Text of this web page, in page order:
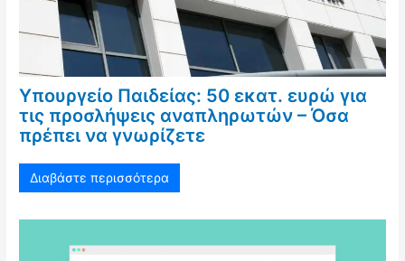
Υπουργείο Παιδείας: 50 εκατ. ευρώ για
τις προσλήψεις αναπληρωτών – Όσα
πρέπει να γνωρίζετε
Διαβάστε περισσότερα